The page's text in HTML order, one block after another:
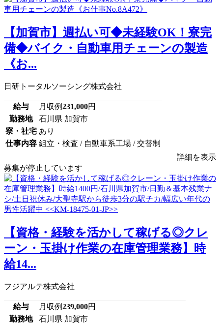
【加賀市】週払い可◆未経験OK！寮完
備◆バイク・自動車用チェーンの製造
《お...
日研トータルソーシング株式会社
給与 月収例231,000円
勤務地
石川県 加賀市
寮・社宅 あり
仕事内容 組立・検査 / 自動車系工場 / 交替制
詳細を表示
募集が停止しています
【資格・経験を活かして稼げる◎クレ
ーン・玉掛け作業の在庫管理業務】時
給14...
フジアルテ株式会社
給与 月収例239,000円
勤務地
石川県 加賀市